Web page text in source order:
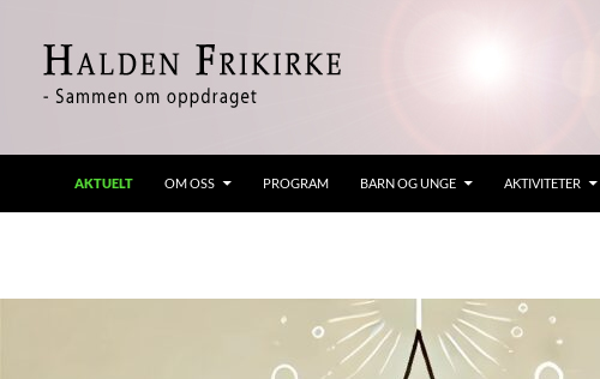
innhold
Halden Frikirke
AKTUELT OM OSS PROGRAM BARN OG UNGE AKTIVITETER